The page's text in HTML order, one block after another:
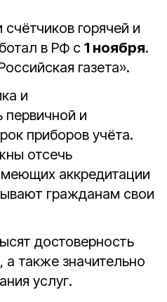
горячей и
в РФ с 1 ноября.
газета».
и
первичной и
приборов учёта.
отсечь
аккредитации
гражданам свои
достоверность
а также значительно
услуг.